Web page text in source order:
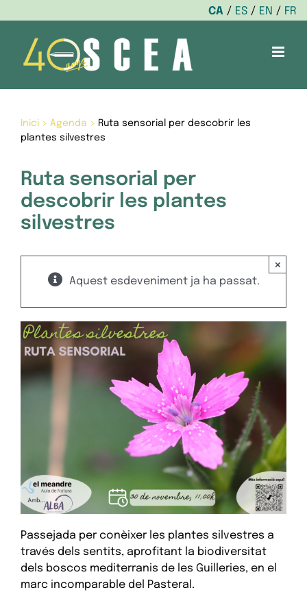
CA ES EN
FR
content
Inici> Agenda > Ruta sensorial per descobrir les
plantes silvestres
Ruta sensorial per
descobrir les plantes
silvestres
Aquest esdeveniment ja ha passat.
×
Passejada per conèixer les plantes silvestres a
través dels sentits, aprofitant la biodiversitat
dels boscos mediterranis de les Guilleries, en el
marc incomparable del Pasteral.